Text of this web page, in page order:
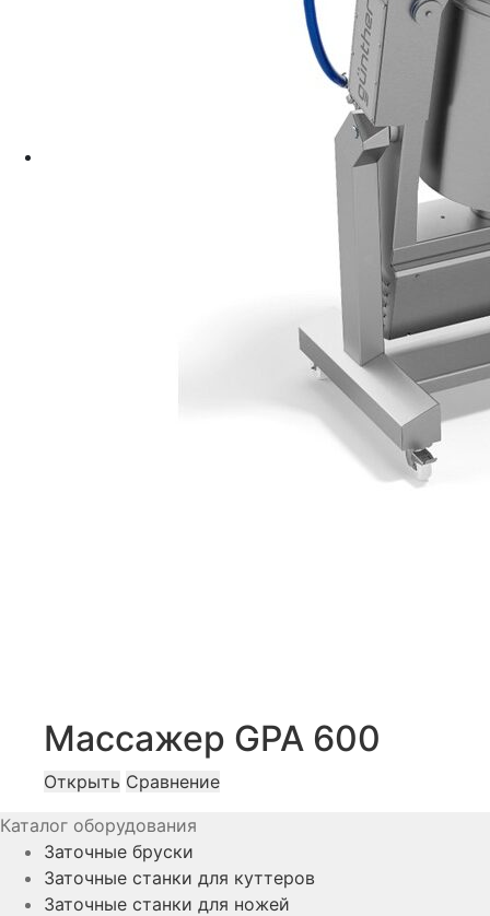
Массажер GPA 600
Открыть Сравнение
Каталог оборудования
Заточные бруски
Заточные станки для куттеров
Заточные станки для ножей